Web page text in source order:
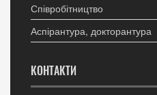
Співробітництво
Аспірантура, докторантура
КОНТАКТИ